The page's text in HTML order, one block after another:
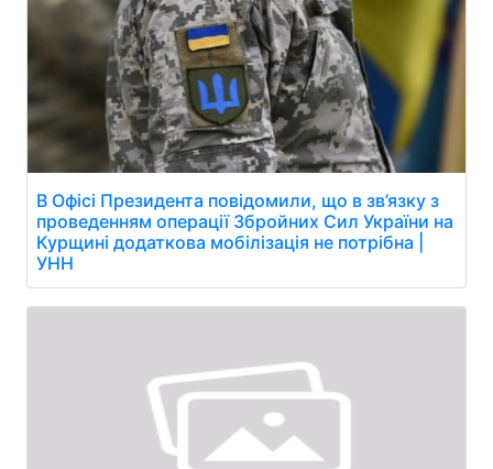
В Офісі Президента повідомили, що в зв’язку з
проведенням операції Збройних Сил України на
Курщині додаткова мобілізація не потрібна |
УНН